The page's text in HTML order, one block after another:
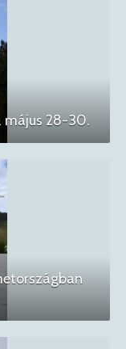
május 28-30.